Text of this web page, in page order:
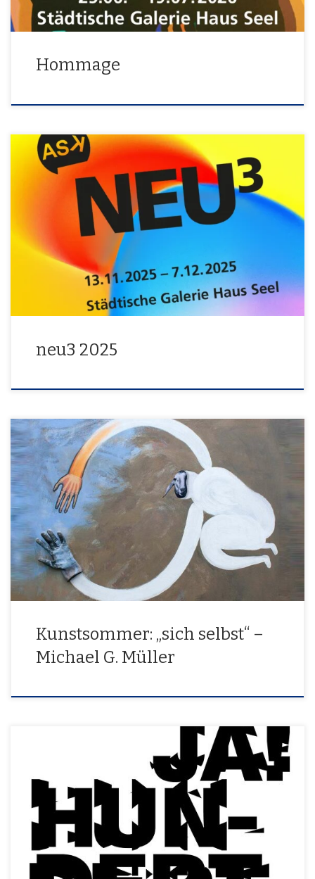
Hommage
NEUE ARBEITEN · NEUE GRAPHIKEDITIONEN · NEUER KALENDER
Traditionell zeigt die ASK in der Winter-Ausstellung jahresaktuelle
Arbeiten ihrer Mitglieder und hat dazu zwei Gäste eingeladen.
Daneben sind wieder die neue Kalender- und Mappenedition mit
Originalgrafiken zu erwerben. Folgende Künstler stellen aus:Marc
Babenschneider Jan Backhaus Günter Hähner Sabine Helsper-
MüllerMustafa KizilcayDago KoblenzerStella […]
neu3 2025
16.08.2023 bis 03.9.2023 KuKu – Produzentengalerie Verein zur
Förderung von Kunst und Kultur Schloßblick 6957074 Siegen
Öffnungszeiten: Fr+Sa 15–19 Uhr · So 11–18 Uhr Schlusskaffee: So
03.09. ab 14 Uhr Weitere Infos unter: www.artmill.de
www.kunstsommer-si.de Pressestimmen Westfälische Rundschau,
23. August 2023 Siegener Zeitung, 18. August 2023
Kunstsommer: „sich selbst“ –
Michael G. Müller
Festakt zum 100-jährigen Jubiläum der Arbeitsgemeinschaft
Siegerländer Künstlerinnen und Künstler 29.05.2022, 11 Uhr
Foyersaal der Siegerlandhalle Begrüßung: Steffen Mues *
Bürgermeister der Universitätsstadt SiegenAndreas Müller * Landrat
des Kreises Siegen-WittgensteinThomas Mehrer * Erster
Vorsitzender der ASKN.N. * LWL-KulturstiftungVortrag: Wolfgang
SuttnerMusikalische Begleitung: Peter Autschbach, Samira Saygili
Bis hierhin und weiter. 100 […]